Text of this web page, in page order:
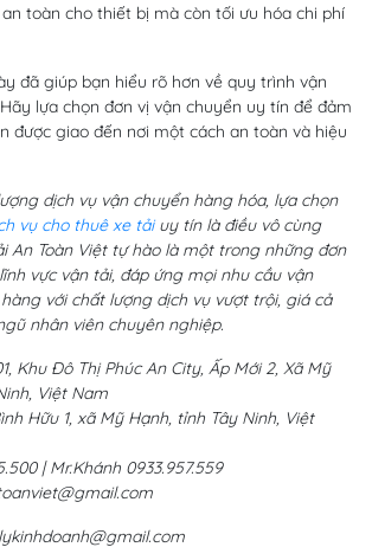
toàn cho thiết bị mà còn tối ưu hóa chi phí
đã giúp bạn hiểu rõ hơn về quy trình vận
lựa chọn đơn vị vận chuyển uy tín để đảm
được giao đến nơi một cách an toàn và hiệu
dịch vụ vận chuyển hàng hóa, lựa chọn
vụ cho thuê xe tảiuy tín là điều vô cùng
An Toàn Việt tự hào là một trong những đơn
vực vận tải, đáp ứng mọi nhu cầu vận
với chất lượng dịch vụ vượt trội, giá cả
nhân viên chuyên nghiệp.
Khu Đô Thị Phúc An City, Ấp Mới 2, Xã Mỹ
Việt Nam
Hữu 1, xã Mỹ Hạnh, tỉnh Tây Ninh, Việt
| Mr.Khánh 0933.957.559